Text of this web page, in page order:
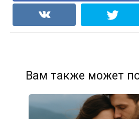
Вам также может